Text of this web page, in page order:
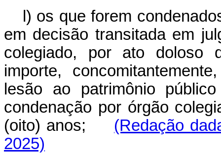
l) os que forem
em decisão transitada em
colegiado, por ato doloso
importe,
lesão ao patrimônio
condenação por órgão
(oito) anos; (Redação
2025)